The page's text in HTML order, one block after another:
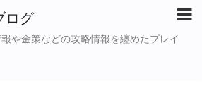
ログ
や金策などの攻略情報を纏めたプレイ